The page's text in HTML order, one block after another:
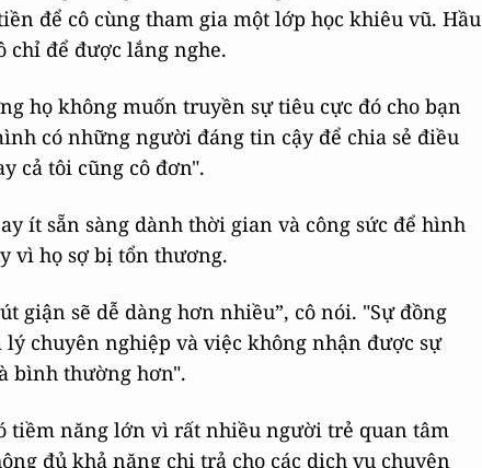
để cô cùng tham gia một lớp học khiêu vũ. Hầu
chỉ để được lắng nghe.
họ không muốn truyền sự tiêu cực đó cho bạn
có những người đáng tin cậy để chia sẻ điều
cả tôi cũng cô đơn".
ít sẵn sàng dành thời gian và công sức để hình
vì họ sợ bị tổn thương.
giận sẽ dễ dàng hơn nhiều”, cô nói. "Sự đồng
chuyên nghiệp và việc không nhận được sự
bình thường hơn".
tiềm năng lớn vì rất nhiều người trẻ quan tâm
đủ khả năng chi trả cho các dịch vụ chuyên